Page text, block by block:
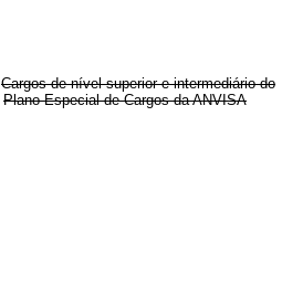
Cargos de nível superior e intermediário do
Plano Especial de Cargos da ANVISA